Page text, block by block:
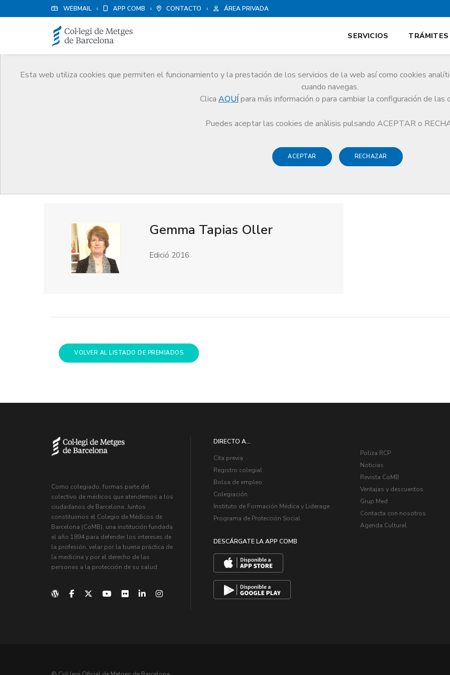
WEBMAIL APP COMB CONTACTO ÁREA PRIVADA
Esta web utiliza cookies que permiten el funcionamiento y la prestación de los servicios de la web así como cookies
cuando navegas.
Clica AQUÍ para más información o para cambiar la configuración de las
Puedes aceptar las cookies de anàlisis pulsando ACEPTAR o
ACEPTAR RECHAZAR
SERVICIOS TRÁMITES
Guardonat Edició 2016
Gemma Tapias Oller
Edició 2016
VOLVER AL LISTADO DE PREMIADOS
Como colegiado, formas parte del
colectivo de médicos que atendemos a los
ciudadanos de Barcelona. Juntos
constituimos el Colegio de Médicos de
Barcelona (CoMB), una institución fundada
el año 1894 para defender los intereses de
la profesión, velar por la buena práctica de
la medicina y por el derecho de las
personas a la protección de su salud.
DIRECTO A...
Cita previa
Registro colegial
Bolsa de empleo
Colegiación
Instituto de Formación Médica y Liderage
Programa de Protección Social
DESCÁRGATE LA APP COMB
Poliza RCP
Noticias
Revista CoMB
Ventajas y descuentos
Grup Med
Contacta con nosotros
Agenda Cultural